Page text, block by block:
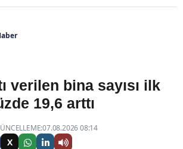
verilen bina sayısı ilk
19,6 arttı
08:14
X